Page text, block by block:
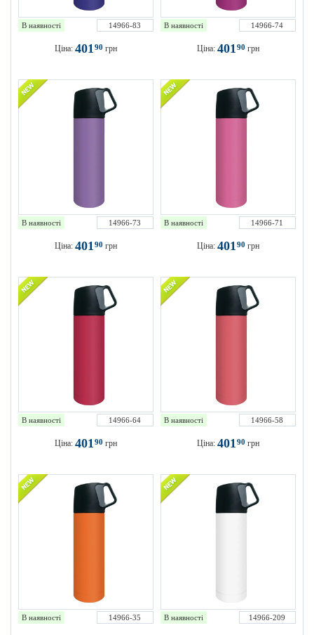
В наявності 14966-83
Ціна: 40190 грн
В наявності 14966-74
Ціна: 40190 грн
В наявності 14966-73
Ціна: 40190 грн
В наявності 14966-71
Ціна: 40190 грн
В наявності 14966-64
Ціна: 40190 грн
В наявності 14966-58
Ціна: 40190 грн
В наявності 14966-35 В наявності 14966-209